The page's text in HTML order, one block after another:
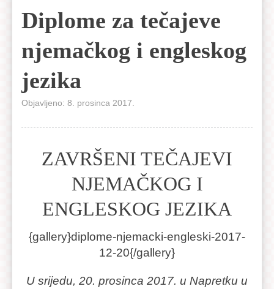
Diplome za tečajeve
njemačkog i engleskog
jezika
Objavljeno: 8. prosinca 2017.
ZAVRŠENI TEČAJEVI
NJEMAČKOG I
ENGLESKOG JEZIKA
{gallery}diplome-njemacki-engleski-2017-
12-20{/gallery}
U srijedu, 20. prosinca 2017. u Napretku u